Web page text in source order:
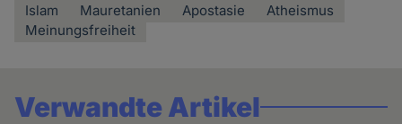
Islam Mauretanien Apostasie
Atheismus
Meinungsfreiheit
Verwandte Artikel